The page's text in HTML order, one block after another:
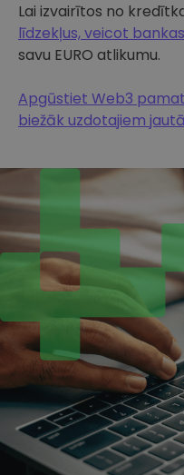
Lai izvairītos no
līdzekļus, veicot
savu EURO atlikumu.
Apgūstiet Web3
biežāk uzdotajiem